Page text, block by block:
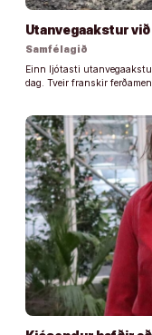
Utanvegaakstur
Samfélagið
Einn ljótasti
dag. Tveir franskir